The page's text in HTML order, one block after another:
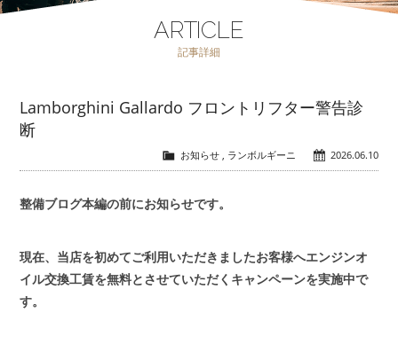
注文販売 ORDER SALES
点検修理・車検 MAINTENANCE
会社概要 COMPANY
ARTICLE
記事詳細
Lamborghini Gallardo フロントリフター警告診
断
2026.06.10
お知らせ, ランボルギーニ
整備ブログ本編の前にお知らせです。
現在、当店を初めてご利用いただきましたお客様へエンジンオ
イル交換工賃を無料とさせていただくキャンペーンを実施中で
す。